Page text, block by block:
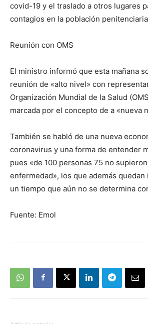
covid-19 y el traslado a otros lugares
contagios en la población
Reunión con OMS
El ministro informó que esta mañana
reunión de «alto nivel» con
Organización Mundial de la Salud
marcada por el concepto de a «nueva
También se habló de una nueva
coronavirus y una forma de entender
pues «de 100 personas 75 no
enfermedad», los que además
un tiempo que aún no se determina
Fuente: Emol